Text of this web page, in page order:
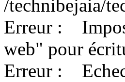
/technibejaia/
Erreur :
web" pour
Erreur :